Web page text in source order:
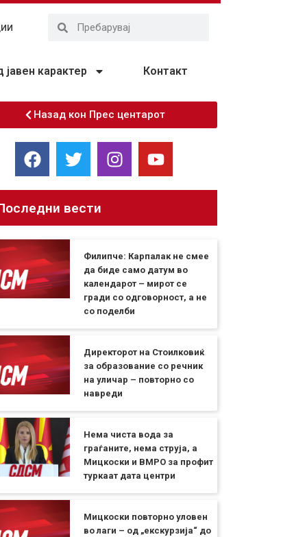
карактер Контакт
Назад кон Прес центарот
вести
Филипче: Карпалак не смее
да биде само датум во
календарот – мирот се
гради со одговорност, а не
со поделби
Директорот на Стоилковиќ
за образование со речник
на уличар – повторно со
навреди
Нема чиста вода за
граѓаните, нема струја, а
Мицкоски и ВМРО за профит
туркаат дата центри
Мицкоски повторно уловен
во лаги – од „екскурзија“ до